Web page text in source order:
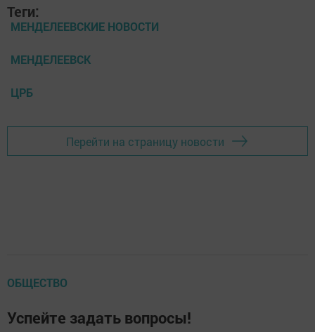
Теги:
МЕНДЕЛЕЕВСКИЕ НОВОСТИ
МЕНДЕЛЕЕВСК
ЦРБ
Перейти на страницу новости
ОБЩЕСТВО
Успейте задать вопросы!